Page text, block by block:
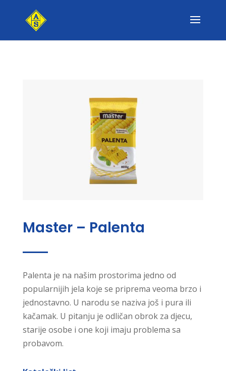
Master – Palenta
Palenta je na našim prostorima jedno od
popularnijih jela koje se priprema veoma brzo i
jednostavno. U narodu se naziva još i pura ili
kačamak. U pitanju je odličan obrok za djecu,
starije osobe i one koji imaju problema sa
probavom.